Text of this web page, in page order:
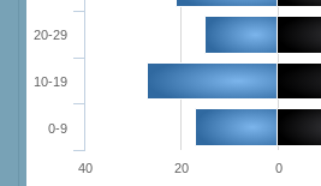
0-9
10-19
20-29
40 20 0